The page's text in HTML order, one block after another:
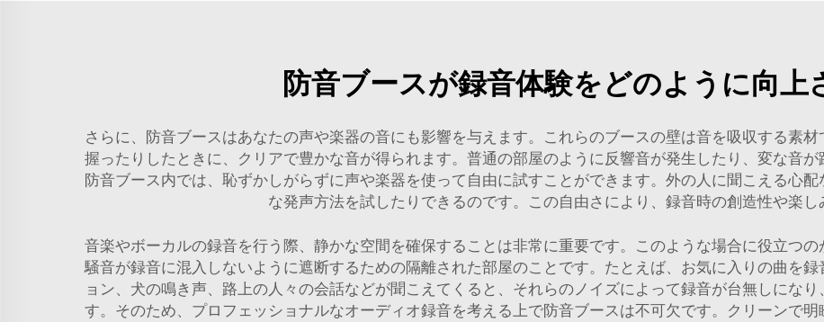
防音ブースが録音体験をどのように向上
さらに、防音ブースはあなたの声や楽器の音にも影響を与えます。これらのブースの壁は音を吸収する素
握ったりしたときに、クリアで豊かな音が得られます。普通の部屋のように反響音が発生したり、変な音が
防音ブース内では、恥ずかしがらずに声や楽器を使って自由に試すことができます。外の人に聞こえる心
な発声方法を試したりできるのです。この自由さにより、録音時の創造性や楽し
音楽やボーカルの録音を行う際、静かな空間を確保することは非常に重要です。このような場合に役立つ
騒音が録音に混入しないように遮断するための隔離された部屋のことです。たとえば、お気に入りの曲を
ョン、犬の鳴き声、路上の人々の会話などが聞こえてくると、それらのノイズによって録音が台無しにな
す。そのため、プロフェッショナルなオーディオ録音を考える上で防音ブースは不可欠です。クリーンで明